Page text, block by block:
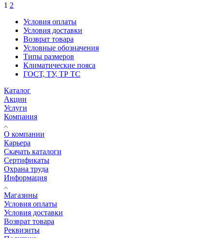
1 2
Условия оплаты
Условия доставки
Возврат товара
Условные обозначения
Типы размеров
Климатические пояса
ГОСТ, ТУ, ТР ТС
Каталог
Акции
Услуги
Компания
О компании
Карьера
Cкачать каталоги
Сертификаты
Охрана труда
Информация
Магазины
Условия оплаты
Условия доставки
Возврат товара
Реквизиты